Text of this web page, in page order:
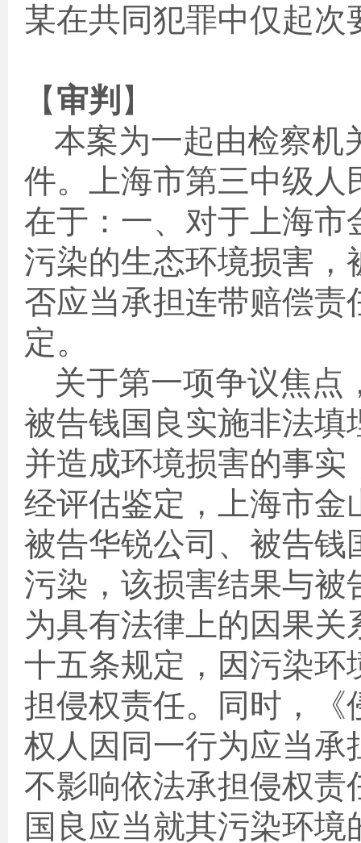
某在共同犯罪中仅起次
【审判 】
本案为一起由检察机
件。上海市第三中级人
在于：一、对于上海市
污染的生态环境损害
否应当承担连带赔偿责
定。
关于第一项争议焦点
被告钱国良实施非法填
并造成环境损害的事
经评估鉴定，上海市金
被告华锐公司、被告钱
污染，该损害结果与
为具有法律上的因果
十五条规定，因污染环
担侵权责任。同时，《
权人因同一行为应当承
不影响依法承担侵权责
国良应当就其污染环